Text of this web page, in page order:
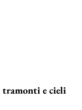
tramonti e cieli